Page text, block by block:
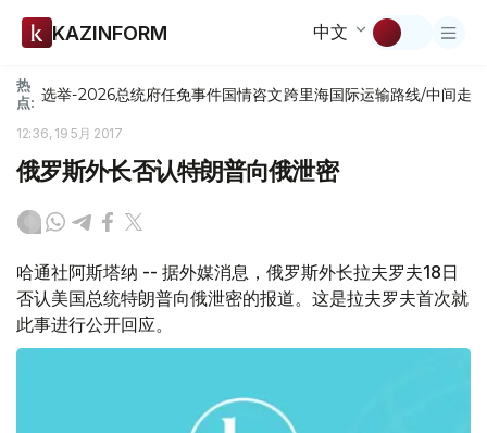
KAZINFORM 中文
热
点: 选举-2026总统府任免事件国情咨文跨里海国际运输路线/中间走廊
12:36, 19 5月 2017
俄罗斯外长否认特朗普向俄泄密
哈通社阿斯塔纳 -- 据外媒消息，俄罗斯外长拉夫罗夫18日
否认美国总统特朗普向俄泄密的报道。这是拉夫罗夫首次就
此事进行公开回应。